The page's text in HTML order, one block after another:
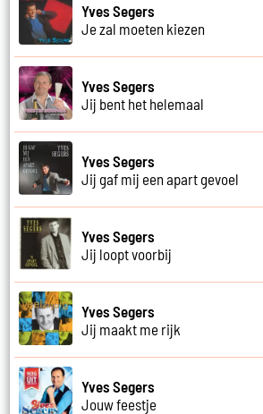
Yves Segers
Je zal moeten kiezen
Yves Segers
Jij bent het helemaal
Yves Segers
Jij gaf mij een apart gevoel
Yves Segers
Jij loopt voorbij
Yves Segers
Jij maakt me rijk
Yves Segers
Jouw feestje